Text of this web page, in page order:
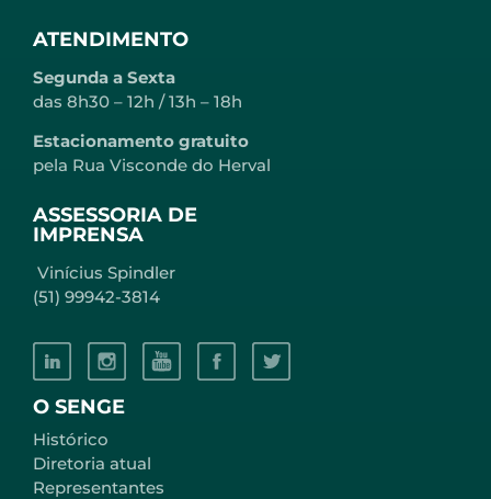
O SENGE
Histórico
Diretoria atual
Representantes
ATENDIMENTO
Segunda a Sexta
das 8h30 – 12h / 13h – 18h
Estacionamento gratuito
pela Rua Visconde do Herval
ASSESSORIA DE
IMPRENSA
Vinícius Spindler
(51) 99942-3814